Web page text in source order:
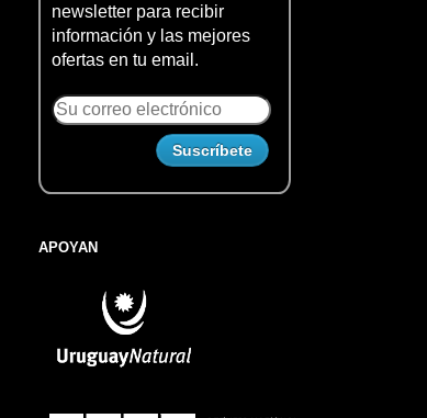
newsletter para recibir
información y las mejores
ofertas en tu email.
APOYAN